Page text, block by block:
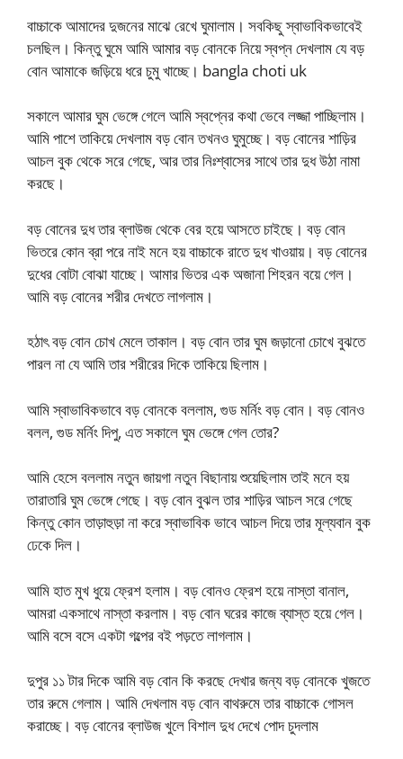
বাচ্চাকে আমাদের দুজনের মাঝে রেখে ঘুমালাম। সবকিছু স্বাভাবিকভাবেই
চলছিল। কিন্তু ঘুমে আমি আমার বড় বোনকে নিয়ে স্বপ্ন দেখলাম যে বড়
বোন আমাকে জড়িয়ে ধরে চুমু খাচ্ছে। bangla choti uk
সকালে আমার ঘুম ভেঙ্গে গেলে আমি স্বপ্নের কথা ভেবে লজ্জা পাচ্ছিলাম।
আমি পাশে তাকিয়ে দেখলাম বড় বোন তখনও ঘুমুচ্ছে। বড় বোনের শাড়ির
আচল বুক থেকে সরে গেছে, আর তার নিঃশ্বাসের সাথে তার দুধ উঠা নামা
করছে।
বড় বোনের দুধ তার ব্লাউজ থেকে বের হয়ে আসতে চাইছে। বড় বোন
ভিতরে কোন ব্রা পরে নাই মনে হয় বাচ্চাকে রাতে দুধ খাওয়ায়। বড় বোনের
দুধের বোটা বোঝা যাচ্ছে। আমার ভিতর এক অজানা শিহরন বয়ে গেল।
আমি বড় বোনের শরীর দেখতে লাগলাম।
হঠাৎ বড় বোন চোখ মেলে তাকাল। বড় বোন তার ঘুম জড়ানো চোখে বুঝতে
পারল না যে আমি তার শরীরের দিকে তাকিয়ে ছিলাম।
আমি স্বাভাবিকভাবে বড় বোনকে বললাম, গুড মর্নিং বড় বোন। বড় বোনও
বলল, গুড মর্নিং দিপু, এত সকালে ঘুম ভেঙ্গে গেল তোর?
আমি হেসে বললাম নতুন জায়গা নতুন বিছানায় শুয়েছিলাম তাই মনে হয়
তারাতারি ঘুম ভেঙ্গে গেছে। বড় বোন বুঝল তার শাড়ির আচল সরে গেছে
কিন্তু কোন তাড়াহুড়া না করে স্বাভাবিক ভাবে আচল দিয়ে তার মূল্যবান বুক
ঢেকে দিল।
আমি হাত মুখ ধুয়ে ফ্রেশ হলাম। বড় বোনও ফ্রেশ হয়ে নাস্তা বানাল,
আমরা একসাথে নাস্তা করলাম। বড় বোন ঘরের কাজে ব্যাস্ত হয়ে গেল।
আমি বসে বসে একটা গল্পের বই পড়তে লাগলাম।
দুপুর ১১ টার দিকে আমি বড় বোন কি করছে দেখার জন্য বড় বোনকে খুজতে
তার রুমে গেলাম। আমি দেখলাম বড় বোন বাথরুমে তার বাচ্চাকে গোসল
করাচ্ছে। বড় বোনের ব্লাউজ খুলে বিশাল দুধ দেখে পোদ চুদলাম